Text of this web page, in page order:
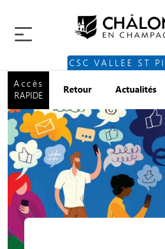
CSC VALLEE ST
Accès
RAPIDE
Retour Actualités